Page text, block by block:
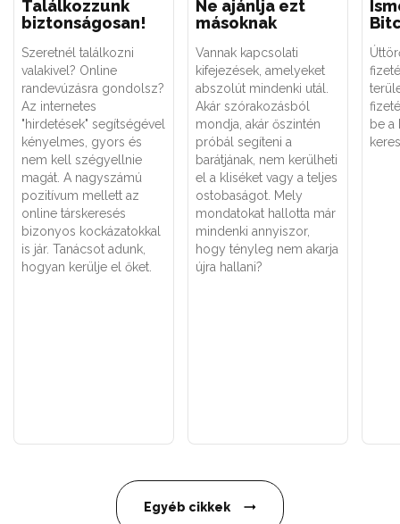
Találkozzunk
biztonságosan!
Szeretnél találkozni
valakivel? Online
randevúzásra gondolsz?
Az internetes
"hirdetések" segítségével
kényelmes, gyors és
nem kell szégyellnie
magát. A nagyszámú
pozitívum mellett az
online társkeresés
bizonyos kockázatokkal
is jár. Tanácsot adunk,
hogyan kerülje el őket.
Ne ajánlja ezt
másoknak
Vannak kapcsolati
kifejezések, amelyeket
abszolút mindenki utál.
Akár szórakozásból
mondja, akár őszintén
próbál segíteni a
barátjának, nem kerülheti
el a kliséket vagy a teljes
ostobaságot. Mely
mondatokat hallotta már
mindenki annyiszor,
hogy tényleg nem akarja
újra hallani?
be a
Egyéb cikkek